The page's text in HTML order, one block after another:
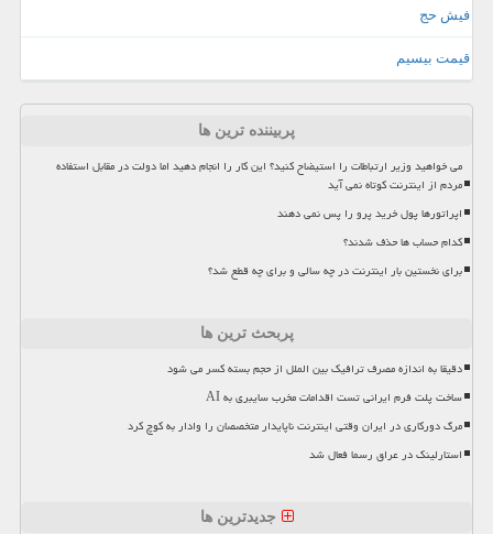
فیش حج
قیمت بیسیم
پربیننده ترین ها
می خواهید وزیر ارتباطات را استیضاح کنید؟ این کار را انجام دهید اما دولت در مقابل استفاده
مردم از اینترنت کوتاه نمی آید
اپراتورها پول خرید پرو را پس نمی دهند
کدام حساب ها حذف شدند؟
برای نخستین بار اینترنت در چه سالی و برای چه قطع شد؟
پربحث ترین ها
دقیقا به اندازه مصرف ترافیک بین الملل از حجم بسته کسر می شود
ساخت پلت فرم ایرانی تست اقدامات مخرب سایبری به AI
مرگ دورکاری در ایران وقتی اینترنت ناپایدار متخصصان را وادار به کوچ کرد
استارلینک در عراق رسما فعال شد
جدیدترین ها